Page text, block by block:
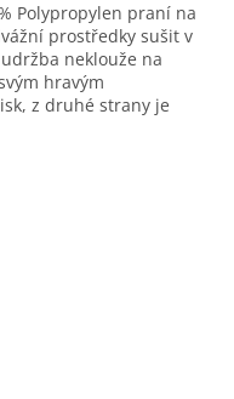
Polypropylen praní na
prostředky sušit v
neklouže na
hravým
z druhé strany je